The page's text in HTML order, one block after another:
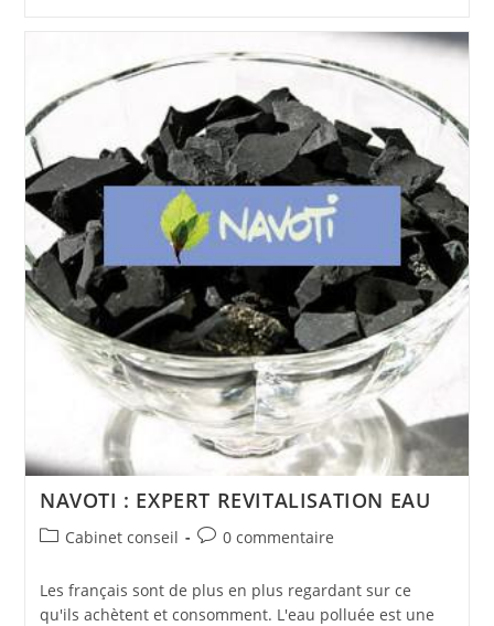
NAVOTI : EXPERT REVITALISATION EAU
PostCabinet conseil
Commentaires
la
publication :
0 commentaire
Les français sont de plus en plus regardant sur ce
qu'ils achètent et consomment. L'eau polluée est une